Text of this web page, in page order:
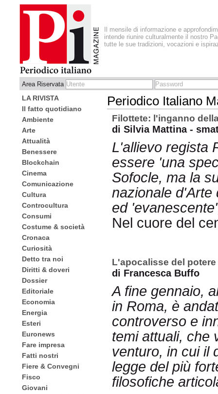
Il mensile di informazione e
intende riunire culturalmente il nostro
tutte le sue tradizioni, vocazioni e
Area Riservata
LA RIVISTA
Il fatto quotidiano
Ambiente
Arte
Attualità
Benessere
Blockchain
Cinema
Comunicazione
Cultura
Controcultura
Consumi
Costume & società
Cronaca
Curiosità
Detto tra noi
Diritti & doveri
Dossier
Editoriale
Economia
Energia
Esteri
Euronews
Fare impresa
Fatti nostri
Fiere & Convegni
Fisco
Giovani
Periodico Italiano
Filottete: l'inganno
di Silvia Mattina -
L'allievo regista
essere 'una
Sofocle, ma la
nazionale d'Arte
ed
Nel cuore del
L'apocalisse del potere
di Francesca Buffo
A fine gennaio,
in Roma, è
controverso e
temi attuali, che
venturo, in cui il
legge del più
filosofiche